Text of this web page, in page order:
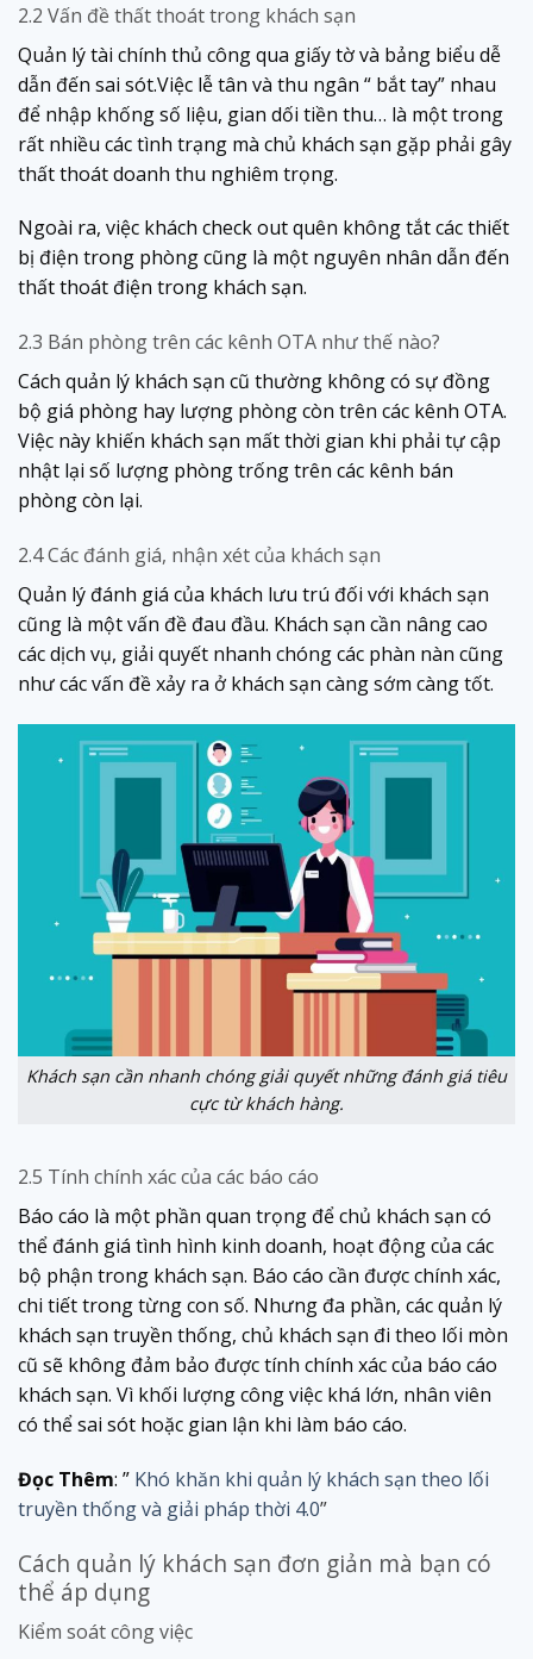
2.2 Vấn đề thất thoát trong khách sạn
Quản lý tài chính thủ công qua giấy tờ và bảng biểu dễ
dẫn đến sai sót.Việc lễ tân và thu ngân “ bắt tay” nhau
để nhập khống số liệu, gian dối tiền thu… là một trong
rất nhiều các tình trạng mà chủ khách sạn gặp phải gây
thất thoát doanh thu nghiêm trọng.
Ngoài ra, việc khách check out quên không tắt các thiết
bị điện trong phòng cũng là một nguyên nhân dẫn đến
thất thoát điện trong khách sạn.
2.3 Bán phòng trên các kênh OTA như thế nào?
Cách quản lý khách sạn cũ thường không có sự đồng
bộ giá phòng hay lượng phòng còn trên các kênh OTA.
Việc này khiến khách sạn mất thời gian khi phải tự cập
nhật lại số lượng phòng trống trên các kênh bán
phòng còn lại.
2.4 Các đánh giá, nhận xét của khách sạn
Quản lý đánh giá của khách lưu trú đối với khách sạn
cũng là một vấn đề đau đầu. Khách sạn cần nâng cao
các dịch vụ, giải quyết nhanh chóng các phàn nàn cũng
như các vấn đề xảy ra ở khách sạn càng sớm càng tốt.
Khách sạn cần nhanh chóng giải quyết những đánh giá tiêu
cực từ khách hàng.
2.5 Tính chính xác của các báo cáo
Báo cáo là một phần quan trọng để chủ khách sạn có
thể đánh giá tình hình kinh doanh, hoạt động của các
bộ phận trong khách sạn. Báo cáo cần được chính xác,
chi tiết trong từng con số. Nhưng đa phần, các quản lý
khách sạn truyền thống, chủ khách sạn đi theo lối mòn
cũ sẽ không đảm bảo được tính chính xác của báo cáo
khách sạn. Vì khối lượng công việc khá lớn, nhân viên
có thể sai sót hoặc gian lận khi làm báo cáo.
Đọc Thêm: ” Khó khăn khi quản lý khách sạn theo lối
truyền thống và giải pháp thời 4.0”
Cách quản lý khách sạn đơn giản mà bạn có
thể áp dụng
Kiểm soát công việc